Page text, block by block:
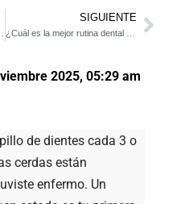
SIGUIENTE
2025, 05:29 am
de dientes cada 3 o
cerdas están
enfermo. Un